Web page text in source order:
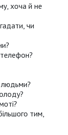
хоча й не
чи
тим,